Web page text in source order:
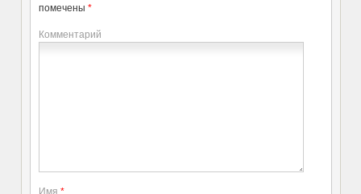
помечены *
Комментарий
Имя *